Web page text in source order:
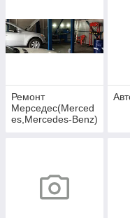
Ремонт
Мерседес(Merced
es,Mercedes-Benz)